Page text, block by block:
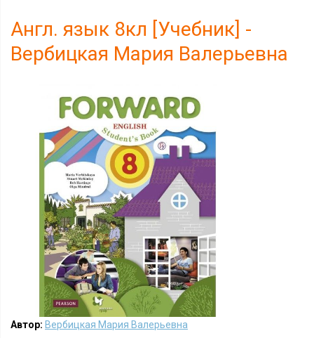
Англ. язык 8кл [Учебник] -
Вербицкая Мария Валерьевна
Автор: Вербицкая Мария Валерьевна